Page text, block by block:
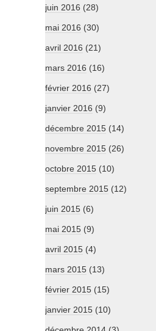
juin 2016 (28)
mai 2016 (30)
avril 2016 (21)
mars 2016 (16)
février 2016 (27)
janvier 2016 (9)
décembre 2015 (14)
novembre 2015 (26)
octobre 2015 (10)
septembre 2015 (12)
juin 2015 (6)
mai 2015 (9)
avril 2015 (4)
mars 2015 (13)
février 2015 (15)
janvier 2015 (10)